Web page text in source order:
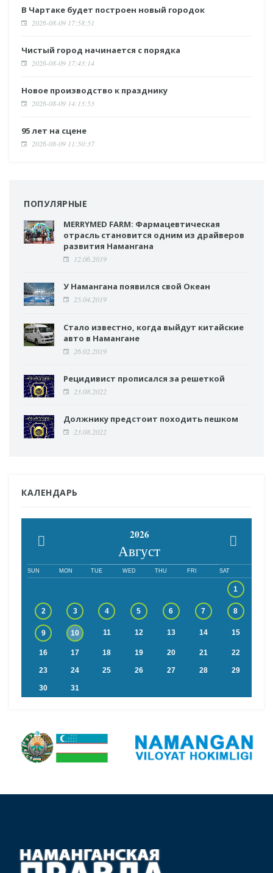
В Чартаке будет построен новый городок
2026-08-09 17:58:51
Чистый город начинается с порядка
2026-08-09 17:43:14
Новое производство к празднику
2026-08-09 14:13:53
95 лет на сцене
2026-08-09 11:50:37
ПОПУЛЯРНЫЕ
MERRYMED FARM: Фармацевтическая
отрасль становится одним из драйверов
развития Намангана
12.06.2019
У Намангана появился свой Океан
25.04.2019
Стало известно, когда выйдут китайские
авто в Намангане
26.02.2019
Рецидивист прописался за решеткой
23.08.2022
Должнику предстоит походить пешком
23.08.2022
КАЛЕНДАРЬ
2026
Август
SUN MON TUE WED THU FRI SAT
1
2 3 4 5 6 7 8
9 10 11 12 13 14 15
16 17 18 19 20 21 22
23 24 25 26 27 28 29
30 31